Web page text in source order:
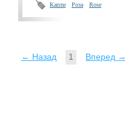
Капли Роза Rose
← Назад 1 Вперед →